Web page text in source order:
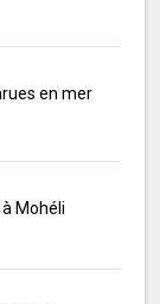
en mer
Mohéli